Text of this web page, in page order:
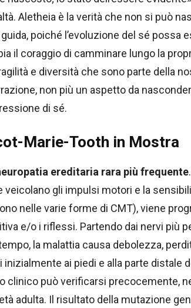
Aletheia è la verità che non si può
poiché l’evoluzione del sé possa
il coraggio di camminare lungo la
e diversità che sono parte della
non più un aspetto da
di sé.
Marie-Tooth in Mostra
ereditaria rara più frequente
veicolano gli impulsi motori e la
nelle varie forme di CMT), viene
e/o i riflessi. Partendo dai nervi più
la malattia causa debolezza,
inizialmente ai piedi e alla parte distale
clinico può verificarsi precocemente,
adulta. Il risultato della mutazione